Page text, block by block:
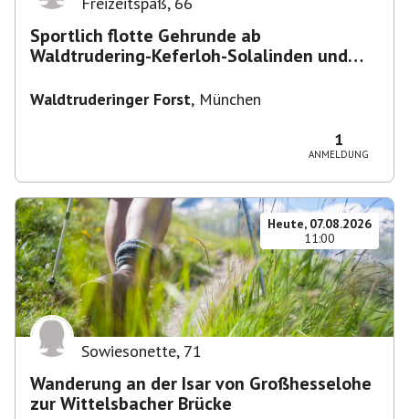
Sportlich flotte Gehrunde ab
Waldtrudering-Keferloh-Solalinden und
Waldtruderinger Forst, München
1
ANMELDUNG
Heute, 07.08.2026
11:00
Sowiesonette, 71
Wanderung an der Isar von Großhesselohe
zur Wittelsbacher Brücke